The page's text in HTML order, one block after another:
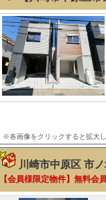
※各画像をクリックすると拡大
川崎市中原区 市
【会員様限定物件】無料会